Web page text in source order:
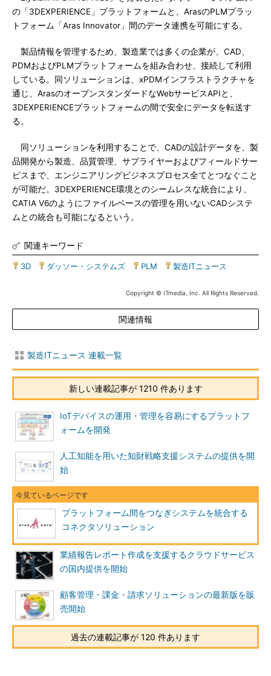
の「3DEXPERIENCE」プラットフォームと、ArasのPLMプラッ
トフォーム「Aras Innovator」間のデータ連携を可能にする。
製品情報を管理するため、製造業では多くの企業が、CAD、
PDMおよびPLMプラットフォームを組み合わせ、接続して利用
している。同ソリューションは、xPDMインフラストラクチャを
通じ、ArasのオープンスタンダードなWebサービスAPIと、
3DEXPERIENCEプラットフォームの間で安全にデータを転送す
る。
同ソリューションを利用することで、CADの設計データを、製
品開発から製造、品質管理、サプライヤーおよびフィールドサー
ビスまで、エンジニアリングビジネスプロセス全てとつなぐこと
が可能だ。3DEXPERIENCE環境とのシームレスな統合により、
CATIA V6のようにファイルベースの管理を用いないCADシステ
ムとの統合も可能になるという。
関連キーワード
3D ダッソー・システムズ PLM 製造ITニュース
Copyright © ITmedia, Inc. All Rights Reserved.
関連情報
製造ITニュース 連載一覧
新しい連載記事が 1210 件あります
IoTデバイスの運用・管理を容易にするプラットフ
ォームを開発
人工知能を用いた知財戦略支援システムの提供を開
始
プラットフォーム間をつなぎシステムを統合する
コネクタソリューション
業績報告レポート作成を支援するクラウドサービス
の国内提供を開始
顧客管理・課金・請求ソリューションの最新版を販
売開始
過去の連載記事が 120 件あります